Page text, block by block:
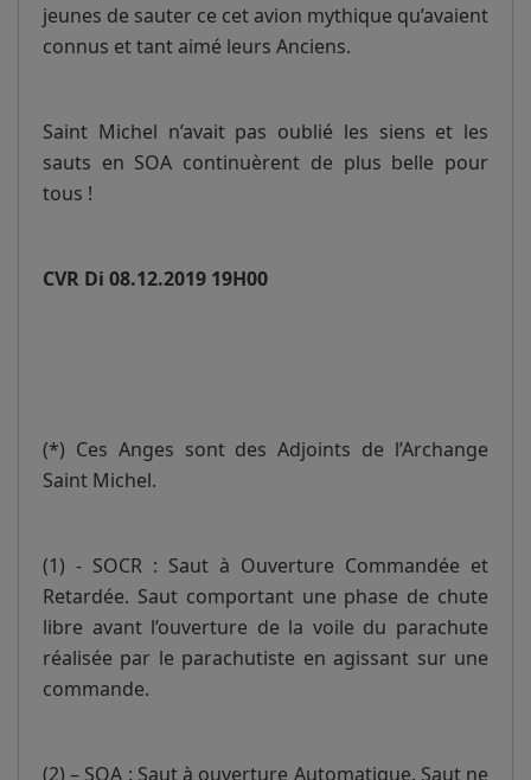
jeunes de sauter ce cet avion mythique qu’avaient
connus et tant aimé leurs Anciens.
Saint Michel n’avait pas oublié les siens et les
sauts en SOA continuèrent de plus belle pour
tous !
CVR Di 08.12.2019 19H00
(*) Ces Anges sont des Adjoints de l’Archange
Saint Michel.
(1) - SOCR : Saut à Ouverture Commandée et
Retardée. Saut comportant une phase de chute
libre avant l’ouverture de la voile du parachute
réalisée par le parachutiste en agissant sur une
commande.
(2) – SOA : Saut à ouverture Automatique. Saut ne